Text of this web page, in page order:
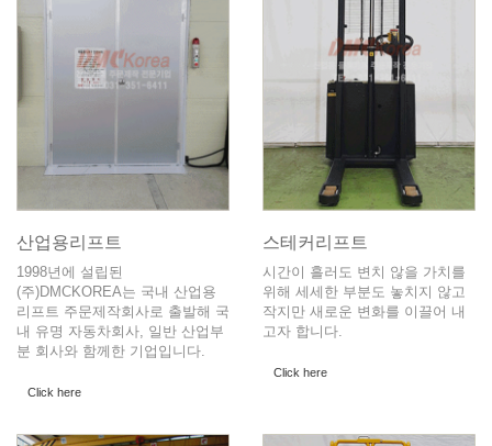
산업용리프트
1998년에 설립된
(주)DMCKOREA는 국내 산업용
리프트 주문제작회사로 출발해 국
내 유명 자동차회사, 일반 산업부
분 회사와 함께한 기업입니다.
Click here
스테커리프트
시간이 흘러도 변치 않을 가치를
위해 세세한 부분도 놓치지 않고
작지만 새로운 변화를 이끌어 내
고자 합니다.
Click here